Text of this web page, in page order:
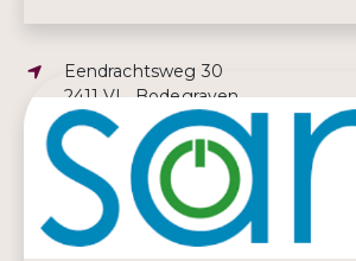
Adres:
Eendrachtsweg 30
2411 VL, Bodegraven
E-mailadres:
info@junis.nl
Telefoonnummer:
0172 424 824